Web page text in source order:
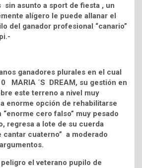
sin asunto a sport de fiesta , un
alígero le puede allanar el
del ganador profesional “canario”
ganadores plurales en el cual
MARIA ´S DREAM, su gestión en
este terreno a nivel muy
enorme opción de rehabilitarse
cero falso” muy pesado
regresa a lote de su cuerda
cantar cuaterno” a moderado
el veterano pupilo de